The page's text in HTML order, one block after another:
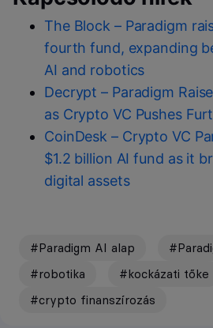
The Block – Paradigm
fourth fund, expanding
AI and robotics
Decrypt – Paradigm
as Crypto VC Pushes
CoinDesk – Crypto VC
$1.2 billion AI fund as it
digital assets
#Paradigm AI alap
#robotika
#kockázati tőke
#crypto finanszírozás